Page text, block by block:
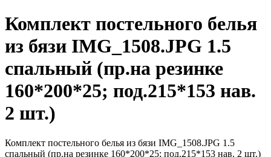
Комплект постельного белья
из бязи IMG_1508.JPG 1.5
спальный (пр.на резинке
160*200*25; под.215*153 нав.
2 шт.)
Комплект постельного белья из бязи IMG_1508.JPG 1.5
спальный (пр.на резинке 160*200*25; под.215*153 нав. 2 шт.)